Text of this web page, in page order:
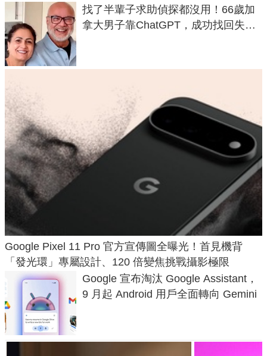
找了半輩子求助偵探都沒用！66歲加
拿大男子靠ChatGPT，成功找回失散
Google Pixel 11 Pro 官方宣傳圖全曝光！首見機背
「發光環」專屬設計、120 倍變焦挑戰攝影極限
Google 宣布淘汰 Google Assistant，
9 月起 Android 用戶全面轉向 Gemini